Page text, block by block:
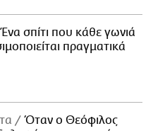
σπίτι που κάθε γωνιά
πραγματικά
Όταν ο Θεόφιλος